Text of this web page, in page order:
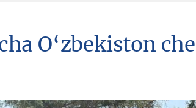
O‘zbekiston